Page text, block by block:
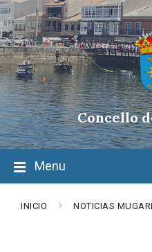
Skip
to
content
Skip
to
main
navigation
Skip
to
footer
Concello
Menu
INICIO NOTICIAS